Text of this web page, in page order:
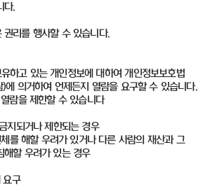
다.
권리를 행사할 수 있습니다.
하고 있는 개인정보에 대하여 개인정보보호법
에 의거하여 언제든지 열람을 요구할 수 있습니다.
람을 제한할 수 있습니다
지되거나 제한되는 경우
를 해할 우려가 있거나 다른 사람의 재산과 그
해할 우려가 있는 경우
요구